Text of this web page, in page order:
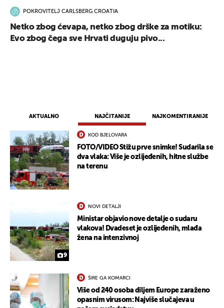
AKTUALNO NAJČITANIJE NAJKOMENTIRANIJE
KOD BJELOVARA
FOTO/VIDEO Stižu prve snimke! Sudarila se
dva vlaka: Više je ozlijeđenih, hitne službe
na terenu
9
NOVI DETALJI
Ministar objavio nove detalje o sudaru
vlakova! Dvadeset je ozlijeđenih, mlađa
žena na intenzivnoj
ŠIRE GA KOMARCI
Više od 240 osoba diljem Europe zaraženo
opasnim virusom: Najviše slučajeva u
POKROVITELJ CARLSBERG CROATIA
Netko zbog ćevapa, netko zbog drške za motiku:
Evo zbog čega sve Hrvati duguju pivo...
UKLJUČITE NOTIFIKACIJE